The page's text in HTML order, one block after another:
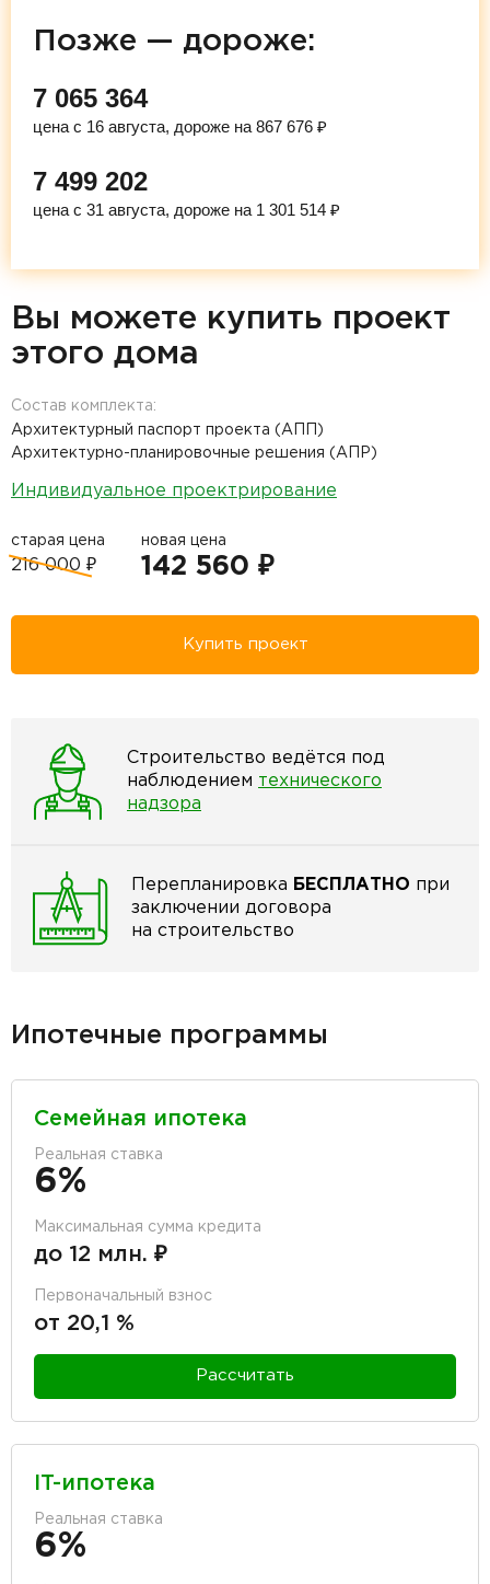
Позже — дороже:
7 065 364
цена с 16 августа, дороже на 867 676 ₽
7 499 202
цена с 31 августа, дороже на 1 301 514 ₽
Вы можете купить проект
этого дома
Состав комплекта:
Архитектурный паспорт проекта (АПП)
Архитектурно-планировочные решения (АПР)
Индивидуальное проектрирование
старая цена
216 000 ₽
новая цена
142 560 ₽
Купить проект
Строительство ведётся под
наблюдением технического
надзора
Перепланировка БЕСПЛАТНО при
заключении договора
на строительство
Ипотечные программы
Семейная ипотека
Реальная ставка
6%
Максимальная сумма кредита
до 12 млн. ₽
Первоначальный взнос
от 20,1 %
Рассчитать
IT-ипотека
Реальная ставка
6%